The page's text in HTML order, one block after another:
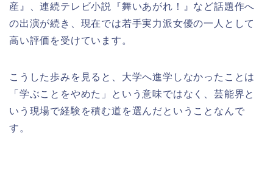
産』、連続テレビ小説『舞いあがれ！』など話題作へ
の出演が続き、現在では若手実力派女優の一人として
高い評価を受けています。
こうした歩みを見ると、大学へ進学しなかったことは
「学ぶことをやめた」という意味ではなく、芸能界と
いう現場で経験を積む道を選んだということなんで
す。